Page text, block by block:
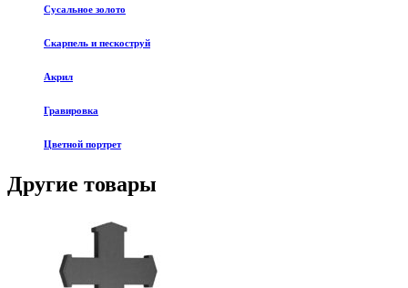
Сусальное золото
Скарпель и пескоструй
Акрил
Гравировка
Цветной портрет
Другие товары